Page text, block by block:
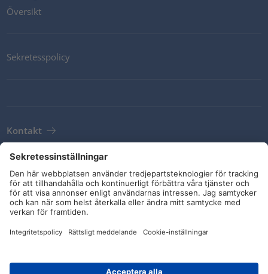
Översikt
Sekretesspolicy
Kontakt
Leveransvillkor
Riktlinjer och åtaganden
Sociala medier